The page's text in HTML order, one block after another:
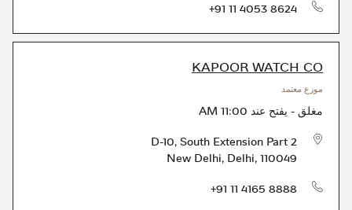
+91 11 4053 8624
KAPOOR WATCH CO
موزع معتمد
مغلق - يفتح عند 11:00 AM
D-10, South Extension Part 2
New Delhi, Delhi, 110049
+91 11 4165 8888